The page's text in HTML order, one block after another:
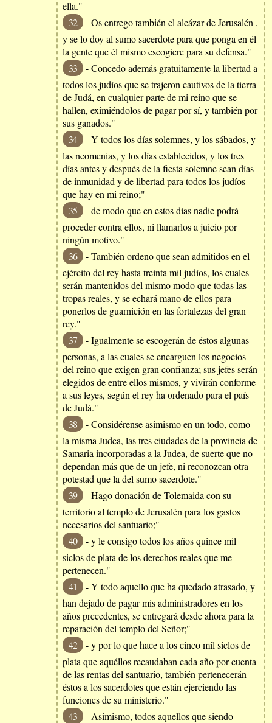
ella."
32
- Os entrego también el alcázar de Jerusalén ,
y se lo doy al sumo sacerdote para que ponga en él
la gente que él mismo escogiere para su defensa."
33
- Concedo además gratuitamente la libertad a
todos los judíos que se trajeron cautivos de la tierra
de Judá, en cualquier parte de mi reino que se
hallen, eximiéndolos de pagar por sí, y también por
sus ganados."
34
- Y todos los días solemnes, y los sábados, y
las neomenias, y los días establecidos, y los tres
días antes y después de la fiesta solemne sean días
de inmunidad y de libertad para todos los judíos
que hay en mi reino;"
35
- de modo que en estos días nadie podrá
proceder contra ellos, ni llamarlos a juicio por
ningún motivo."
36
- También ordeno que sean admitidos en el
ejército del rey hasta treinta mil judíos, los cuales
serán mantenidos del mismo modo que todas las
tropas reales, y se echará mano de ellos para
ponerlos de guarnición en las fortalezas del gran
rey."
37
- Igualmente se escogerán de éstos algunas
personas, a las cuales se encarguen los negocios
del reino que exigen gran confianza; sus jefes serán
elegidos de entre ellos mismos, y vivirán conforme
a sus leyes, según el rey ha ordenado para el país
de Judá."
38
- Considérense asimismo en un todo, como
la misma Judea, las tres ciudades de la provincia de
Samaria incorporadas a la Judea, de suerte que no
dependan más que de un jefe, ni reconozcan otra
potestad que la del sumo sacerdote."
39
- Hago donación de Tolemaida con su
territorio al templo de Jerusalén para los gastos
necesarios del santuario;"
40
- y le consigo todos los años quince mil
siclos de plata de los derechos reales que me
pertenecen."
41
- Y todo aquello que ha quedado atrasado, y
han dejado de pagar mis administradores en los
años precedentes, se entregará desde ahora para la
reparación del templo del Señor;"
42
- y por lo que hace a los cinco mil siclos de
plata que aquéllos recaudaban cada año por cuenta
de las rentas del santuario, también pertenecerán
éstos a los sacerdotes que están ejerciendo las
funciones de su ministerio."
43
- Asimismo, todos aquellos que siendo